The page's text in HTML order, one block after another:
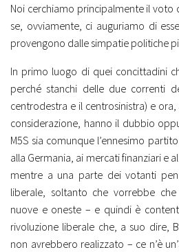
Noi cerchiamo principalmente il voto
se, ovviamente, ci auguriamo di
provengono dalle simpatie politiche
In primo luogo di quei concittadini
perché stanchi delle due correnti
centrodestra e il centrosinistra) e
considerazione, hanno il dubbio
M5S sia comunque l’ennesimo
alla Germania, ai mercati finanziari e
mentre a una parte dei votanti
liberale, soltanto che vorrebbe
nuove e oneste – e quindi è
rivoluzione liberale che, a suo dire,
non avrebbero realizzato – ce n’è